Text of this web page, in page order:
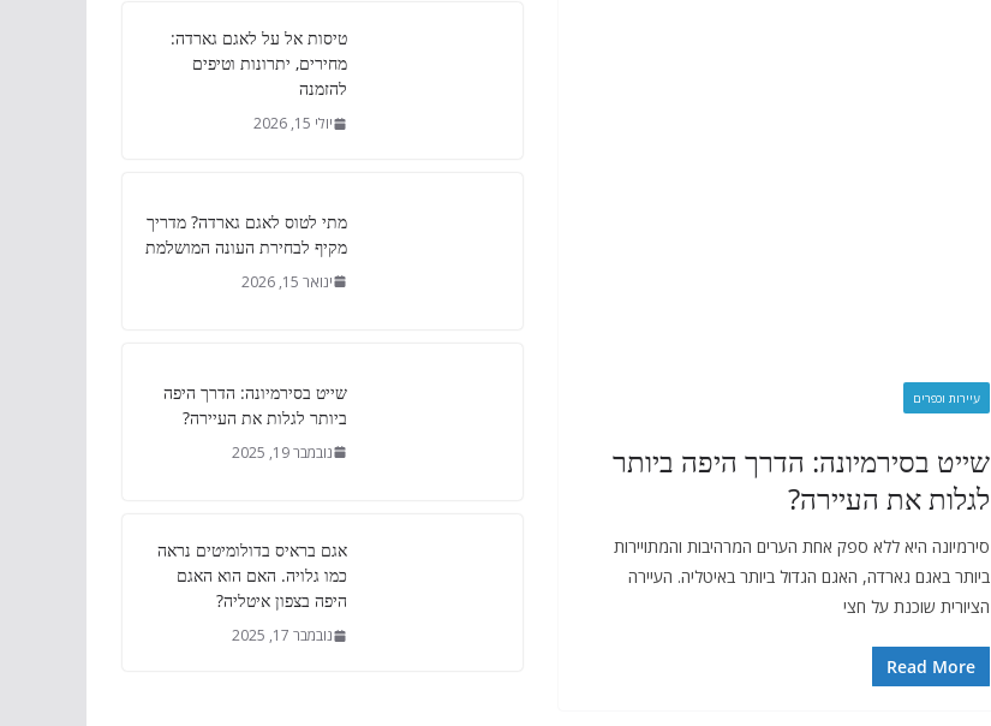
עיירות וכפרים
שייט בסירמיונה: הדרך היפה ביותר
לגלות את העיירה?
סירמיונה היא ללא ספק אחת הערים המרהיבות והמתויירות
ביותר באגם גארדה, האגם הגדול ביותר באיטליה. העיירה
הציורית שוכנת על חצי
Read More
טיסות אל על לאגם גארדה:
מחירים, יתרונות וטיפים
להזמנה
יולי 15, 2026
מתי לטוס לאגם גארדה? מדריך
מקיף לבחירת העונה המושלמת
ינואר 15, 2026
שייט בסירמיונה: הדרך היפה
ביותר לגלות את העיירה?
נובמבר 19, 2025
אגם בראיס בדולומיטים נראה
כמו גלויה. האם הוא האגם
היפה בצפון איטליה?
נובמבר 17, 2025